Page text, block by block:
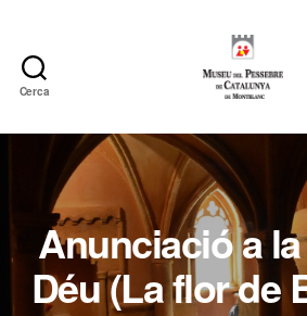
Cerca
del
de
Anunciació a
Déu (La flor de